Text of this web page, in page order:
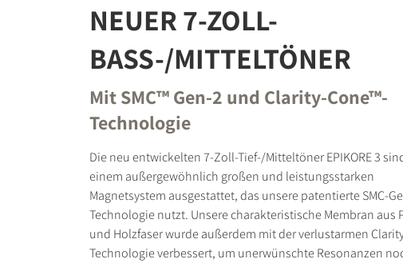
NEUER 7-ZOLL-
BASS-/MITTELTÖNER
Mit SMC™ Gen-2 und Clarity-Cone™-
Technologie
Die neu entwickelten 7-Zoll-Tief-/Mitteltöner EPIKORE 3
einem außergewöhnlich großen und leistungsstarken
Magnetsystem ausgestattet, das unsere patentierte SMC-
Technologie nutzt. Unsere charakteristische Membran aus
und Holzfaser wurde außerdem mit der verlustarmen
Technologie verbessert, um unerwünschte Resonanzen